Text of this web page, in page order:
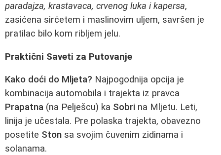
paradajza, krastavaca, crvenog luka i kapersa,
zasićena sirćetem i maslinovim uljem, savršen je
pratilac bilo kom ribljem jelu.
Praktični Saveti za Putovanje
Kako doći do Mljeta? Najpogodnija opcija je
kombinacija automobila i trajekta iz pravca
Prapatna (na Pelješcu) ka Sobri na Mljetu. Leti,
linija je učestala. Pre polaska trajekta, obavezno
posetite Ston sa svojim čuvenim zidinama i
solanama.